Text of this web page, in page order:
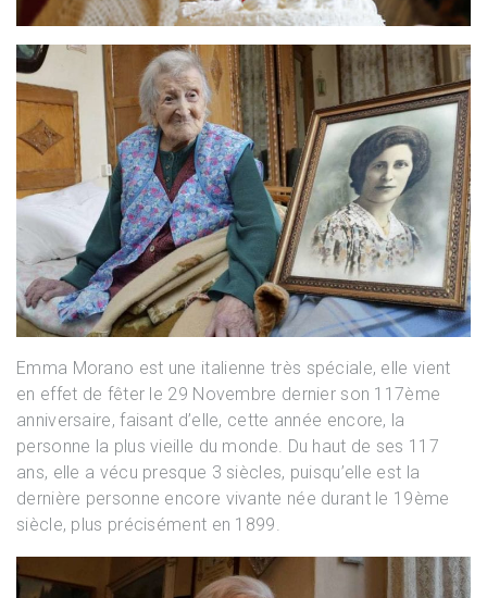
Emma Morano est une italienne très spéciale, elle vient
en effet de fêter le 29 Novembre dernier son 117ème
anniversaire, faisant d’elle, cette année encore, la
personne la plus vieille du monde. Du haut de ses 117
ans, elle a vécu presque 3 siècles, puisqu’elle est la
dernière personne encore vivante née durant le 19ème
siècle, plus précisément en 1899.